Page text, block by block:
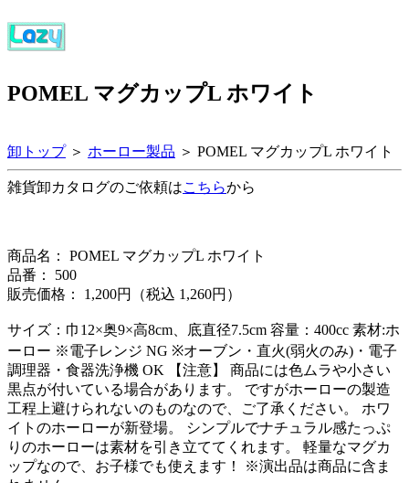
POMEL マグカップL ホワイト
卸トップ＞ ホーロー製品 ＞ POMEL マグカップL ホワイト
雑貨卸カタログのご依頼はこちらから
商品名： POMEL マグカップL ホワイト
品番： 500
販売価格： 1,200円（税込 1,260円）
サイズ：巾12×奥9×高8cm、底直径7.5cm 容量：400cc 素材:ホ
ーロー ※電子レンジ NG ※オーブン・直火(弱火のみ)・電子
調理器・食器洗浄機 OK 【注意】 商品には色ムラや小さい
黒点が付いている場合があります。 ですがホーローの製造
工程上避けられないのものなので、ご了承ください。 ホワ
イトのホーローが新登場。 シンプルでナチュラル感たっぷ
りのホーローは素材を引き立ててくれます。 軽量なマグカ
ップなので、お子様でも使えます！ ※演出品は商品に含ま